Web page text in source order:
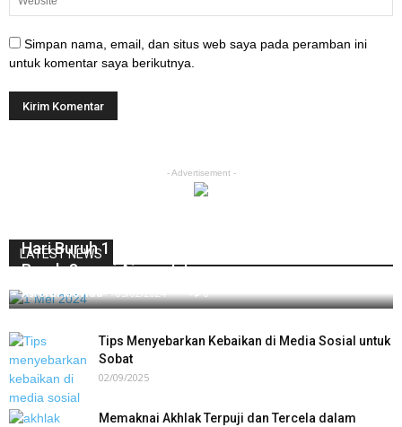
Simpan nama, email, dan situs web saya pada peramban ini
untuk komentar saya berikutnya.
- Advertisement -
LATEST NEWS
Hari Buruh 1 Mei 2024: Pahami Etika Membayar
Buruh Sesuai Ajaran Islam
Asrorul Muvida - 05/02/2024 0
Tips Menyebarkan Kebaikan di Media Sosial untuk
Sobat
02/09/2025
Memaknai Akhlak Terpuji dan Tercela dalam